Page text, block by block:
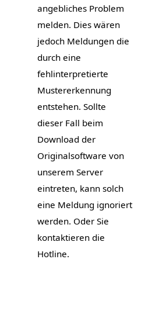
angebliches Problem
melden. Dies wären
jedoch Meldungen die
durch eine
fehlinterpretierte
Mustererkennung
entstehen. Sollte
dieser Fall beim
Download der
Originalsoftware von
unserem Server
eintreten, kann solch
eine Meldung ignoriert
werden. Oder Sie
kontaktieren die
Hotline.